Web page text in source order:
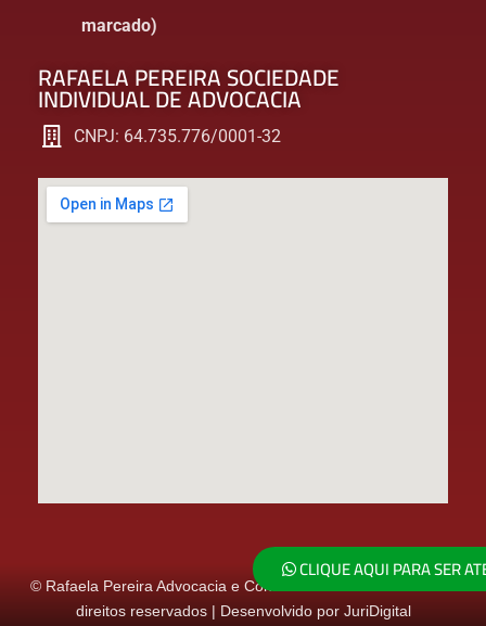
marcado)
RAFAELA PEREIRA SOCIEDADE
INDIVIDUAL DE ADVOCACIA
CNPJ: 64.735.776/0001-32
CLIQUE AQUI PARA SER
© Rafaela Pereira Advocacia e Consultoria Jurídica - Todos os
direitos reservados | Desenvolvido por JuriDigital